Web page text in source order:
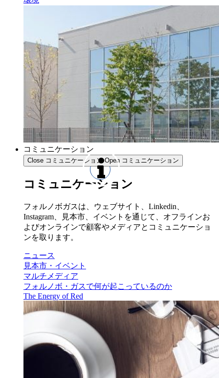
コミュニケーション
Close コミュニケーション Open コミュニケーション
コミュニケーション
フォルノボガスは、ウェブサイト、Linkedin、
Instagram、見本市、イベントを通じて、オフラインお
よびオンラインで顧客やメディアとコミュニケーショ
ンを取ります。
ニュース
見本市・イベント
マルチメディア
フォルノボ・ガスで何が起こっているのか
The Energy of Red